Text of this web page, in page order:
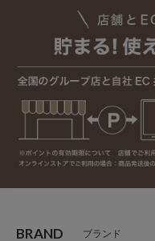
BRAND ブランド